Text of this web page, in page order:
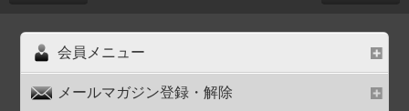
会員メニュー
メールマガジン登録・解除